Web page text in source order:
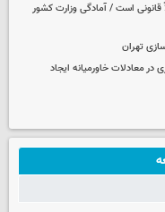
قانونی است / آمادگی وزارت کشور
تهران
معادلات خاورمیانه ایجاد